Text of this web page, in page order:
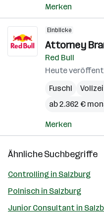
Merken
Einblicke
Attorney
Red Bull
Heute
Fuschl
ab 2.362 €
Merken
Ähnliche Suchbegriffe
Controlling in Salzburg
Polnisch in Salzburg
Junior Consultant in